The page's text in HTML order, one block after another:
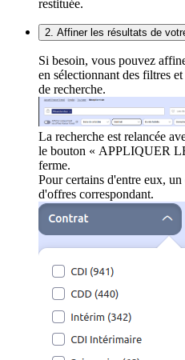
restituée.
2. Affiner les résultats de
Si besoin, vous pouvez
en sélectionnant des filtres
de recherche.
La recherche est relancée
le bouton « APPLIQUER
ferme.
Pour certains d'entre eux,
d'offres correspondant.